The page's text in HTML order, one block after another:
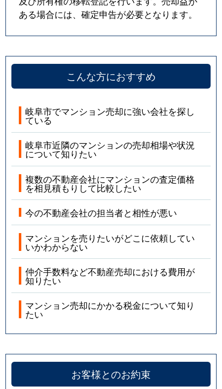
ある場合には、確定申告が必要となります。
こんな方におすすめ
岐阜市でマンション売却に強い会社を探し
ている
岐阜市近隣のマンションの売却相場や状況
について知りたい
複数の不動産会社にマンションの査定価格
を相見積もりして比較したい
今の不動産会社の担当者と相性が悪い
マンションを売りたいがどこに依頼してい
いかわからない
仲介手数料など不動産売却における費用が
知りたい
マンション売却にかかる税金について知り
たい
お客様とのお約束